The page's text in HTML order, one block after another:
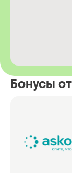
Бонусы